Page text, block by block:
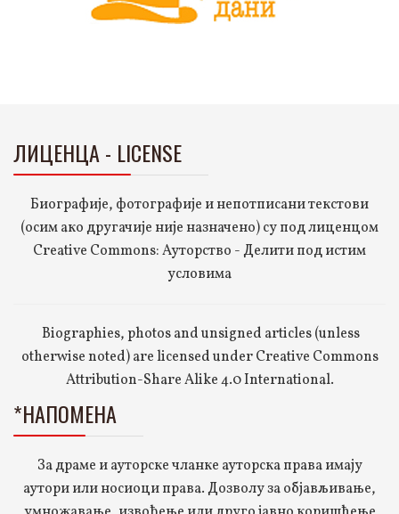
ЛИЦЕНЦА - LICENSE
Биографије, фотографије и непотписани текстови
(осим ако другачије није назначено) су под лиценцом
Creative Commons: Ауторство - Делити под истим
условима
Biographies, photos and unsigned articles (unless
otherwise noted) are licensed under Creative Commons
Attribution-Share Alike 4.0 International.
*НАПОМЕНА
За драме и ауторске чланке ауторска права имају
аутори или носиоци права. Дозволу за објављивање,